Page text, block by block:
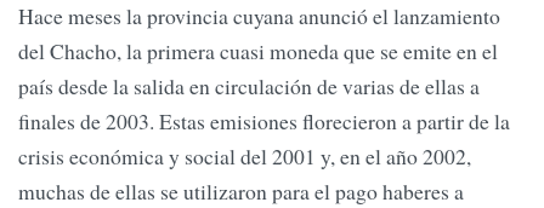
Hace meses la provincia cuyana anunció el lanzamiento
del Chacho, la primera cuasi moneda que se emite en el
país desde la salida en circulación de varias de ellas a
finales de 2003. Estas emisiones florecieron a partir de la
crisis económica y social del 2001 y, en el año 2002,
muchas de ellas se utilizaron para el pago haberes a